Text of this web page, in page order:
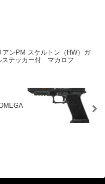
アンPM スケルトン（HW）ガ
ステッカー付 マカロフ